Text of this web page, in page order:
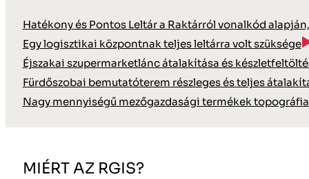
Hatékony és Pontos Leltár a Raktárról vonalkód
Egy logisztikai központnak teljes leltárra volt szüksége
Éjszakai szupermarketlánc átalakítása és
Fürdőszobai bemutatóterem részleges és teljes
Nagy mennyiségű mezőgazdasági termékek
MIÉRT AZ RGIS?